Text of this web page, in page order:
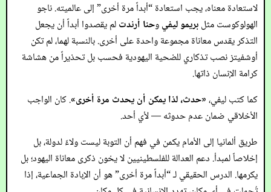
لاستعادة معناه، يجب استعادة “أبداً مرة أخرى” إلى عالميته. ناجو
الهولوكوست مثلبريمو ليفيوحنا أرندتلم يقصدوا أبداً أن يجعل
التذكر يقدس معاناة مجموعة واحدة على أخرى. بالنسبة لهما، لم تكن
أوشفيتز نصب تذكاري للضحية اليهودية فحسب بل تحذيراً من هشاشة
كرامة الإنسان ذاتها.
كما كتب ليفي،«حدث، لذا يمكن أن يحدث مرة أخرى». كان الواجب
الأخلاقي ضمان عدم حدوثه — لأي أحد.
طريق ألمانيا إلى الأمام يكمن في فهم أن التوبة ليست ولاءً لدولة، بل
إخلاصاً لمبدأ. دعم العدالة للفلسطينيين لا يخون ذكرى معاناة اليهود؛ بل
يكرمها. الدرس الحقيقي لـ “أبداً مرة أخرى” هو أن الإبادة الجماعية، إذا